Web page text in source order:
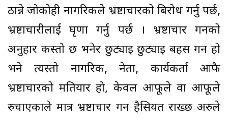
ठान्ने जोकोही नागरिकले भ्रष्टाचारको बिरोध गर्नु पर्छ,
भ्रष्टाचारीलाई घृणा गर्नु पर्छ । भ्रष्टाचार गर्नेको
अनुहार कस्तो छ भनेर छुट्याइ छुट्याइ बहस गर्ने हो
भने त्यस्तो नागरिक, नेता, कार्यकर्ता आफै
भ्रष्टाचारको मतियार हो, केवल आफूले वा आफूले
रुचाएकाले मात्र भ्रष्टाचार गर्ने हैसियत राख्छ अरुले